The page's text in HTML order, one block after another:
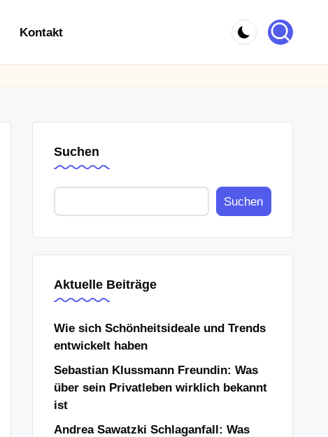
Kontakt
Suchen
Suchen
Aktuelle Beiträge
Wie sich Schönheitsideale und Trends
entwickelt haben
Sebastian Klussmann Freundin: Was
über sein Privatleben wirklich bekannt
ist
Andrea Sawatzki Schlaganfall: Was